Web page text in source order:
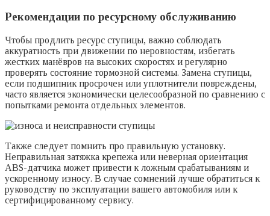
Рекомендации по ресурсному обслуживанию
Чтобы продлить ресурс ступицы, важно соблюдать
аккуратность при движении по неровностям, избегать
жестких манёвров на высоких скоростях и регулярно
проверять состояние тормозной системы. Замена ступицы,
если подшипник просрочен или уплотнители повреждены,
часто является экономически целесообразной по сравнению с
попытками ремонта отдельных элементов.
Также следует помнить про правильную установку.
Неправильная затяжка крепежа или неверная ориентация
ABS-датчика может привести к ложным срабатываниям и
ускоренному износу. В случае сомнений лучше обратиться к
руководству по эксплуатации вашего автомобиля или к
сертифицированному сервису.